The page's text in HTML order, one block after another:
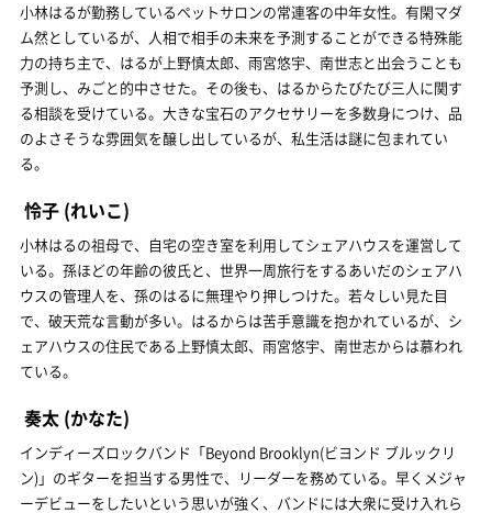
小林はるが勤務しているペットサロンの常連客の中年女性。有閑マダ
ム然としているが、人相で相手の未来を予測することができる特殊能
力の持ち主で、はるが上野慎太郎、雨宮悠宇、南世志と出会うことも
予測し、みごと的中させた。その後も、はるからたびたび三人に関す
る相談を受けている。大きな宝石のアクセサリーを多数身につけ、品
のよさそうな雰囲気を醸し出しているが、私生活は謎に包まれてい
る。
怜子 (れいこ)
小林はるの祖母で、自宅の空き室を利用してシェアハウスを運営して
いる。孫ほどの年齢の彼氏と、世界一周旅行をするあいだのシェアハ
ウスの管理人を、孫のはるに無理やり押しつけた。若々しい見た目
で、破天荒な言動が多い。はるからは苦手意識を抱かれているが、シ
ェアハウスの住民である上野慎太郎、雨宮悠宇、南世志からは慕われ
ている。
奏太 (かなた)
インディーズロックバンド「Beyond Brooklyn(ビヨンド ブルックリ
ン)」のギターを担当する男性で、リーダーを務めている。早くメジャ
ーデビューをしたいという思いが強く、バンドには大衆に受け入れら